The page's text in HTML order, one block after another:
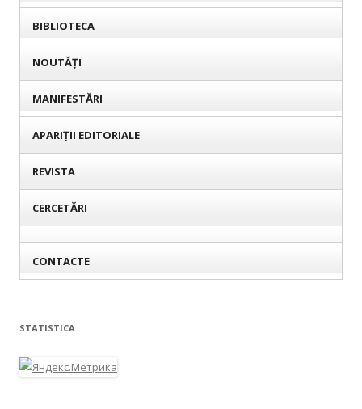
BIBLIOTECA
NOUTĂȚI
MANIFESTĂRI
APARIȚII EDITORIALE
REVISTA
CERCETĂRI
CONTACTE
STATISTICA